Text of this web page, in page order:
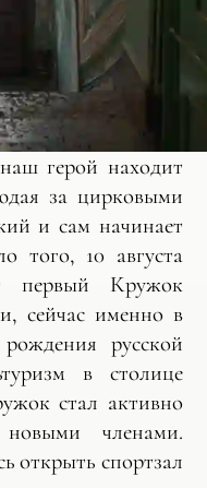
герой находит
за цирковыми
и сам начинает
того, 10 августа
первый Кружок
сейчас именно в
русской
в столице
стал активно
членами.
открыть спортзал